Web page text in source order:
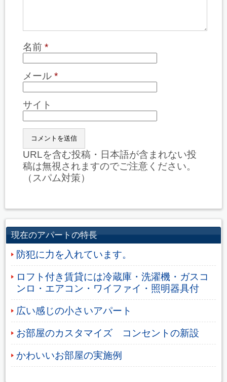
名前 *
メール *
サイト
URLを含む投稿・日本語が含まれない投
稿は無視されますのでご注意ください。
（スパム対策）
現在のアパートの特長
防犯に力を入れています。
ロフト付き賃貸には冷蔵庫・洗濯機・ガスコ
ンロ・エアコン・ワイファイ・照明器具付
広い感じの小さいアパート
お部屋のカスタマイズ コンセントの新設
かわいいお部屋の実施例